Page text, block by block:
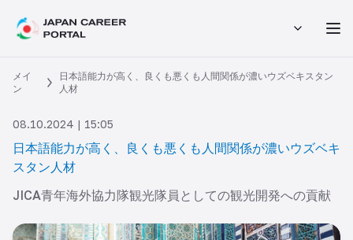
メイ
ン
日本語能力が高く、良くも悪くも人間関係が濃いウズベキスタン
人材
08.10.2024 | 15:05
日本語能力が高く、良くも悪くも人間関係が濃いウズベキ
スタン人材
JICA青年海外協力隊観光隊員としての観光開発への貢献